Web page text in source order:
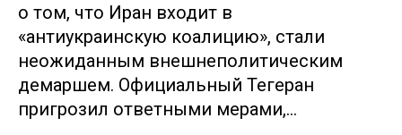
о том, что Иран входит в
«антиукраинскую коалицию», стали
неожиданным внешнеполитическим
демаршем. Официальный Тегеран
пригрозил ответными мерами,…